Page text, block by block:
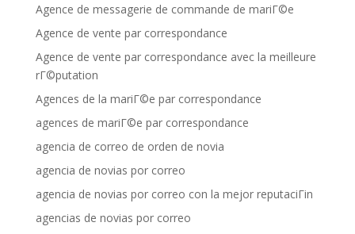
Agence de messagerie de commande de mariГ©e
Agence de vente par correspondance
Agence de vente par correspondance avec la meilleure
rГ©putation
Agences de la mariГ©e par correspondance
agences de mariГ©e par correspondance
agencia de correo de orden de novia
agencia de novias por correo
agencia de novias por correo con la mejor reputaciГіn
agencias de novias por correo